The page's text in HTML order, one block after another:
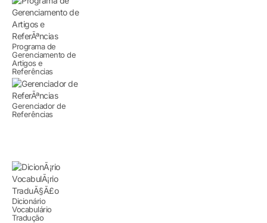
Programa de
Gerenciamento de
Artigos e
Referências
Gerenciador de
Referências
Dicionário
Vocabulário
Tradução